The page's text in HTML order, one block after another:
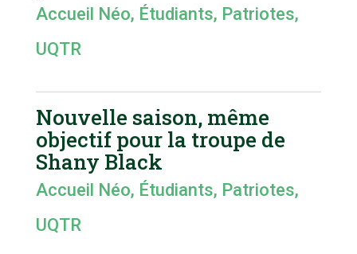
Accueil Néo, Étudiants, Patriotes,
UQTR
Nouvelle saison, même
objectif pour la troupe de
Shany Black
Accueil Néo, Étudiants, Patriotes,
UQTR